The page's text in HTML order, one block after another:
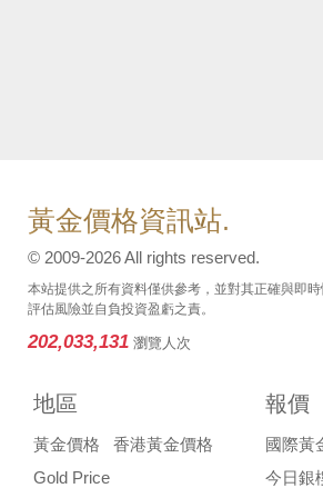
黃金價格資訊站.
© 2009-2026 All rights reserved.
本站提供之所有資料僅供參考，並對其正確與即
評估風險並自負投資盈虧之責。
202,033,131 瀏覽人次
地區
黃金價格
香港黃金價格
Gold Price
報價
國際黃
今日銀